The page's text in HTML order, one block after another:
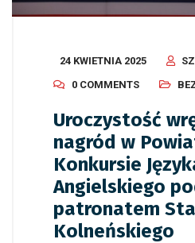
24 KWIETNIA 2025
0 COMMENTS
Uroczystość
nagród w
Konkursie
Angielskiego
patronatem
Kolneńskiego